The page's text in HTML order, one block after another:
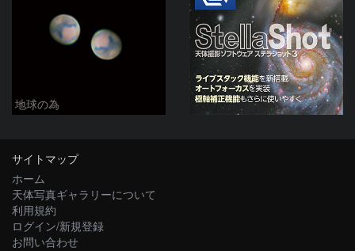
地球の為
サイトマップ
ホーム
天体写真ギャラリーについて
利用規約
ログイン/新規登録
お問い合わせ